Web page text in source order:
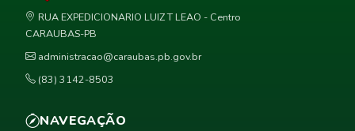
RUA EXPEDICIONARIO LUIZ T LEAO - Centro
CARAUBAS-PB
administracao@caraubas.pb.gov.br
(83) 3142-8503
NAVEGAÇÃO